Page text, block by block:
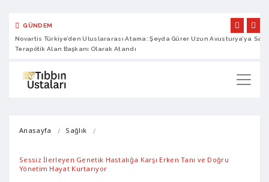
GÜNDEM
Novartis Türkiye’den Uluslararası Atama: Şeyda Gürer Uzun Avusturya’ya
Terapötik Alan Başkanı Olarak Atandı
Anasayfa Sağlık
Sessiz İlerleyen Genetik Hastalığa Karşı Erken Tanı ve Doğru
Yönetim Hayat Kurtarıyor